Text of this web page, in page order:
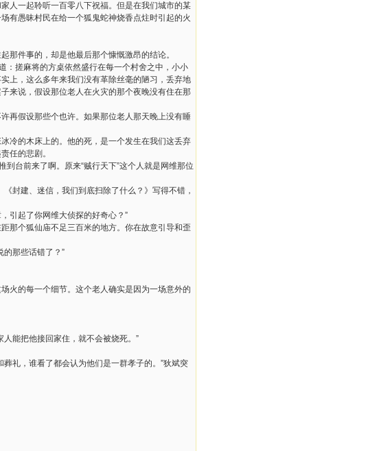
人一起聆听一百零八下祝福。但是在我们城市的某
有愚昧村民在给一个狐鬼蛇神烧香点炷时引起的火
那件事的，却是他最后那个慷慨激昂的结论。
：搓麻将的方桌依然盛行在每一个村舍之中，小小
上，这么多年来我们没有革除丝毫的陋习，丢弃地
来说，假设那位老人在火灾的那个夜晚没有住在那
再假设那些个也许。如果那位老人那天晚上没有睡
冷的木床上的。他的死，是一个发生在我们这丢弃
任的悲剧。
台前来了啊。原来“贼行天下”这个人就是网维那位
封建、迷信，我们到底扫除了什么？》写得不错，
引起了你网维大侦探的好奇心？”
那个狐仙庙不足三百米的地方。你在故意引导和歪
的那些话错了？”
火的每一个细节。这个老人确实是因为一场意外的
能把他接回家住，就不会被烧死。”
礼，谁看了都会认为他们是一群孝子的。”狄斌突